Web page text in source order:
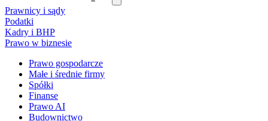
Prawnicy i sądy
Podatki
Kadry i BHP
Prawo w biznesie
Prawo gospodarcze
Małe i średnie firmy
Spółki
Finanse
Prawo AI
Budownictwo